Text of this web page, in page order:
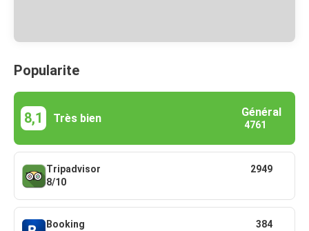
Popularite
8,1 Très bien Général
4761
Tripadvisor
8/10
2949
Booking
384